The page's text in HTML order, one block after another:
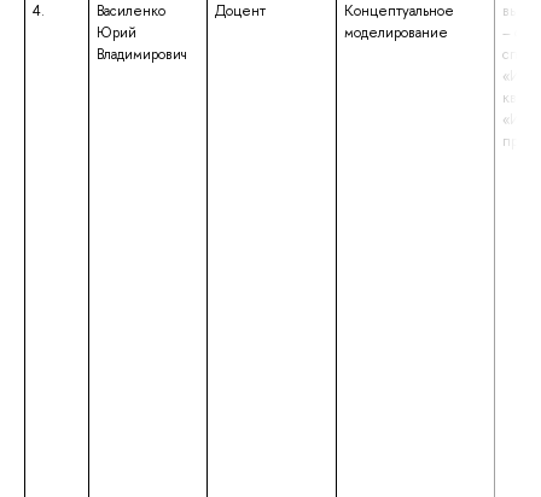
4.
Василенко
Юрий
Владимирович
Доцент
Концептуальное
моделирование
–